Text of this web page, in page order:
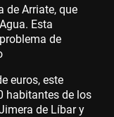
de Arriate, que
Esta
de
euros, este
habitantes de los
de Líbar y